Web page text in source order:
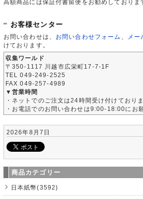
高額商品には保証付書留便をお勧めしておりま
お客様センター
お問い合わせは、 お問い合わせフォーム メー
けております。
収集ワールド
〒350-1117 川越市広栄町17-7-1F
TEL 049-249-2525
FAX 049-257-4989
▼営業時間
・ネットでのご注文は24時間受け付けておりま
・お電話でのお問い合わせは9:00-18:00にお
2026年8月7日
商品カテゴリー
日本紙幣(3592)